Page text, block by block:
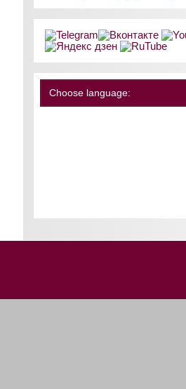
Choose language: